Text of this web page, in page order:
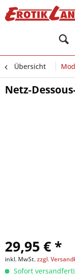
Übersicht
Netz-
29,95 € *
inkl. MwSt.zzgl.
Sofort